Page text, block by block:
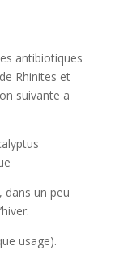
antibiotiques
Rhinites et
suivante a
un peu
usage).